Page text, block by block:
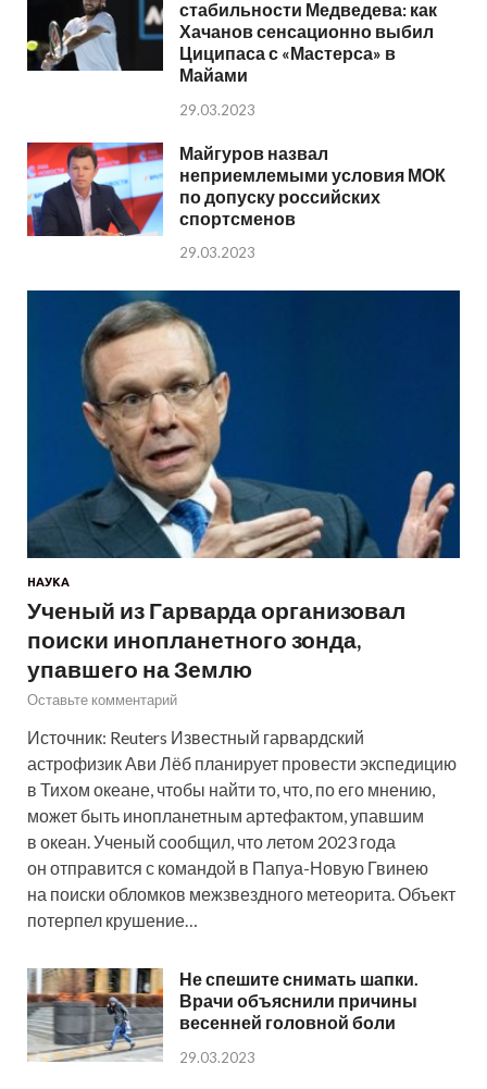
стабильности Медведева: как
Хачанов сенсационно выбил
Циципаса с «Мастерса» в
Майами
29.03.2023
Майгуров назвал
неприемлемыми условия МОК
по допуску российских
спортсменов
29.03.2023
НАУКА
Ученый из Гарварда организовал
поиски инопланетного зонда,
упавшего на Землю
Оставьте комментарий
Источник: Reuters Известный гарвардский
астрофизик Ави Лёб планирует провести экспедицию
в Тихом океане, чтобы найти то, что, по его мнению,
может быть инопланетным артефактом, упавшим
в океан. Ученый сообщил, что летом 2023 года
он отправится с командой в Папуа-Новую Гвинею
на поиски обломков межзвездного метеорита. Объект
потерпел крушение…
Не спешите снимать шапки.
Врачи объяснили причины
весенней головной боли
29.03.2023